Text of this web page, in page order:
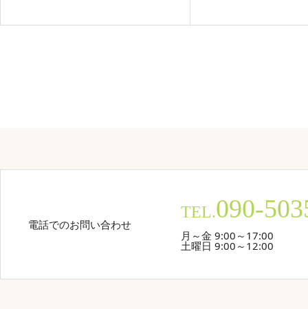
電話でのお問い合わせ
TEL.090-
月～金 9:00～17:00
土曜日 9:00～12:00